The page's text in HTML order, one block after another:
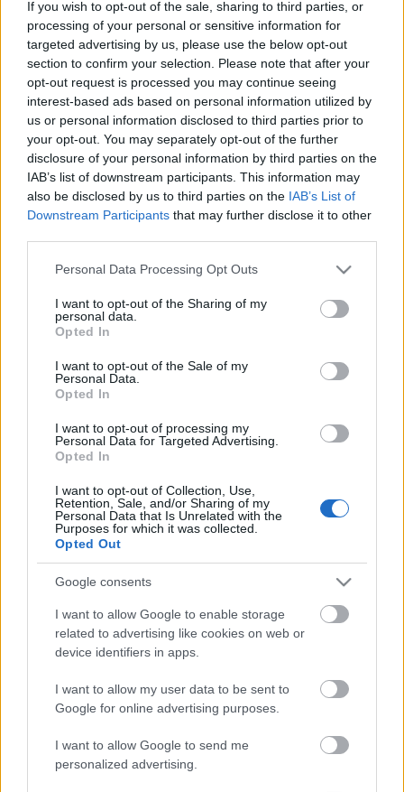
If you wish to opt-out of the sale, sharing to third parties, or
processing of your personal or sensitive information for
targeted advertising by us, please use the below opt-out
section to confirm your selection. Please note that after your
opt-out request is processed you may continue seeing
interest-based ads based on personal information utilized by
us or personal information disclosed to third parties prior to
your opt-out. You may separately opt-out of the further
disclosure of your personal information by third parties on the
IAB’s list of downstream participants. This information may
also be disclosed by us to third parties on the IAB’s List of
Downstream Participants that may further disclose it to other
Please note that this website/app uses one or more Google
not limited to your visit or usage behaviour. You may click to
grant or deny consent to Google and its third-party tags to
use your data for below specified purposes in below Google
consent section.
Personal Data Processing Opt Outs
I want to opt-out of the Sharing of my
personal data.
Opted In
I want to opt-out of the Sale of my
Personal Data.
Opted In
I want to opt-out of processing my
Personal Data for Targeted Advertising.
Opted In
I want to opt-out of Collection, Use,
Retention, Sale, and/or Sharing of my
Personal Data that Is Unrelated with the
Purposes for which it was collected.
Opted Out
Google consents
I want to allow Google to enable storage
related to advertising like cookies on web or
device identifiers in apps.
I want to allow my user data to be sent to
Google for online advertising purposes.
I want to allow Google to send me
personalized advertising.
készített archív hangfelvételről, egy rendhagyó Anya-
Lánya interjúval felidézve a történteket. Ez annál is
fontosabb, minthogy Dr. Lengyel Árpád maga is
adott rádióinterjút a történtekről 1932-ben és 1937-
ben, ám sajnos egyik felvétel sem maradt fenn.
Lánya és unokája történetmesélése így kivételes
alkalom annak tudatosítására, hogy Dr. Lengyel
Árpád történetét az őt követő két generációban
családja nő tagjai tartották, illetve tartják elevenen.
A rádióműsor meghallgatható a következő linkre
kattintvaitt.
Összes Lengyel Árpád hírünk elérhető
Címkék:tit hajózástörténeti modellező és hagyományőrző
Magyar hajózás rádió és televízió